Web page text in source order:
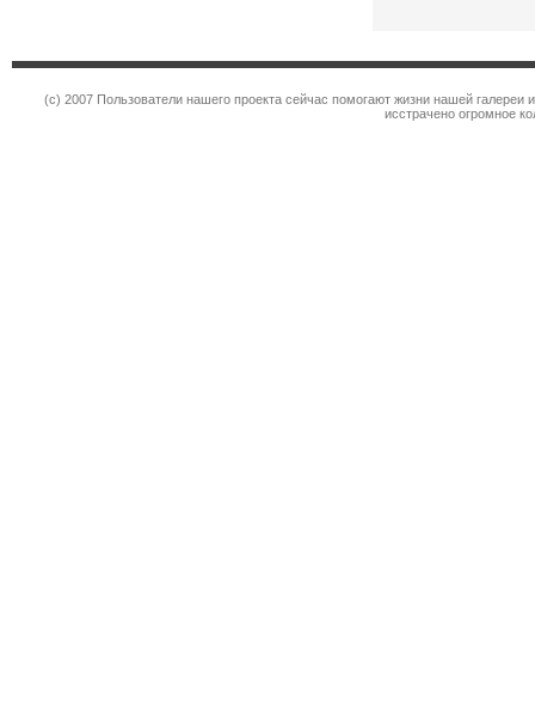
(c) 2007 Пользователи нашего проекта сейчас помогают жизни нашей
исстрачено огромное